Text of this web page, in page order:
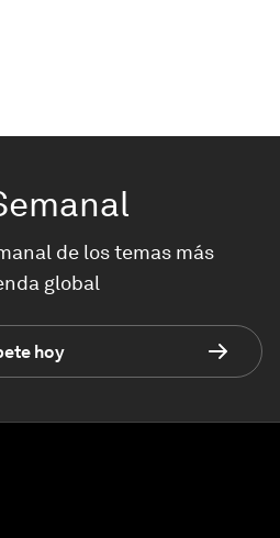
de los temas más
global
hoy